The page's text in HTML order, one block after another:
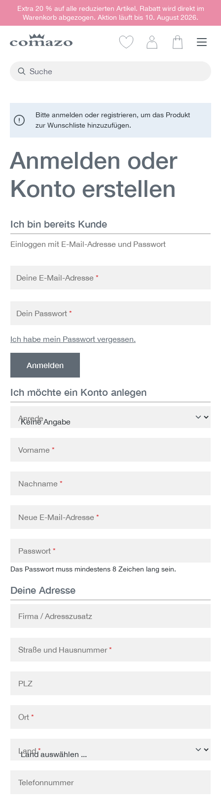
springen
Extra 20 % auf alle reduzierten Artikel. Rabatt wird direkt im
Warenkorb abgezogen. Aktion läuft bis 10. August 2026.
Bitte anmelden oder registrieren, um das Produkt
zur Wunschliste hinzuzufügen.
Anmelden oder
Konto erstellen
Ich bin bereits Kunde
Einloggen mit E-Mail-Adresse und Passwort
Deine E-Mail-Adresse *
Dein Passwort *
Ich habe mein Passwort vergessen.
Anmelden
Ich möchte ein Konto anlegen
Persönliche Informationen
Anrede
Vorname *
Nachname *
Neue E-Mail-Adresse *
Passwort *
Das Passwort muss mindestens 8 Zeichen lang sein.
Deine Adresse
Firma / Adresszusatz
Straße und Hausnummer*
PLZ
Ort *
Land*
Telefonnummer